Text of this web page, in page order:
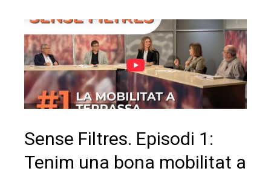
Sense Filtres. Episodi 1:
Tenim una bona mobilitat a